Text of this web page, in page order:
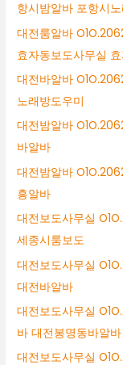
항시밤알바 포항시
대전룸알바
효자동보도사무실
대전바알바
노래방도우미
대전밤알바
바알바
대전밤알바
흥알바
대전보도사무실
세종시룸보도
대전보도사무실
대전바알바
대전보도사무실
바 대전봉명동바알바
대전보도사무실